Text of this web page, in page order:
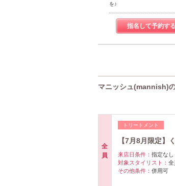
を♪
指名して予約す
マニッシュ(mannish)
全
員
トリートメント
【7月8月限定
来店日条件： 指定なし
対象スタイリスト： 全
その他条件： 併用可